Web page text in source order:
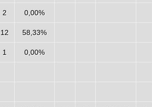
2 0,00%
12 58,33%
1 0,00%